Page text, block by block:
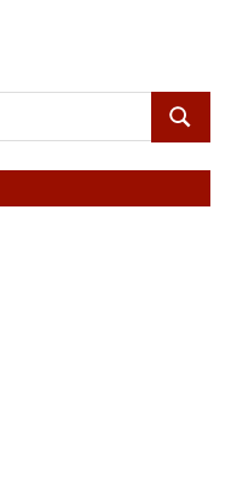
ПОИСК